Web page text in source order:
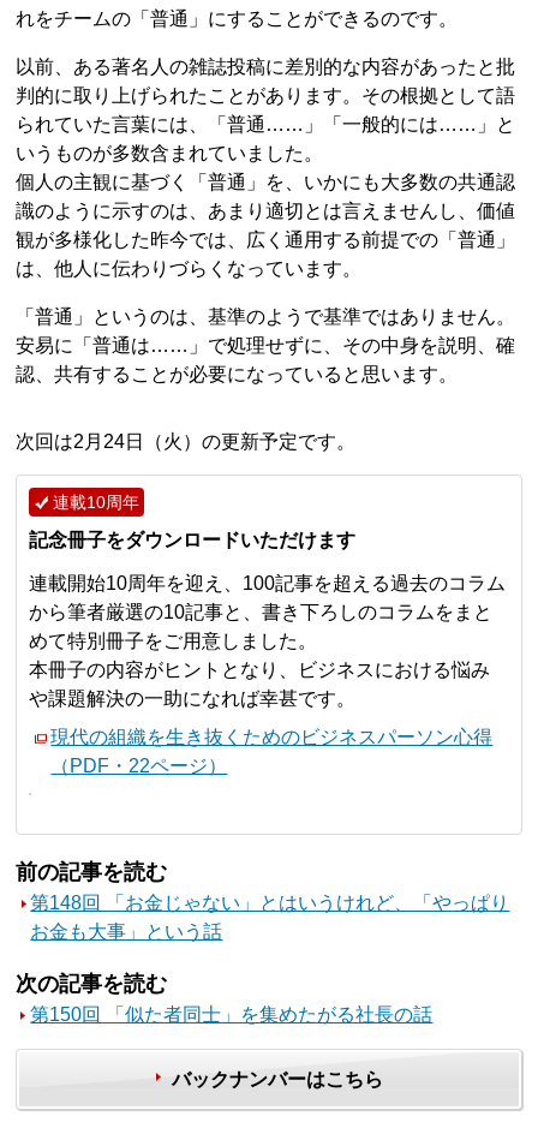
れをチームの「普通」にすることができるのです。
以前、ある著名人の雑誌投稿に差別的な内容があったと批
判的に取り上げられたことがあります。その根拠として語
られていた言葉には、「普通……」「一般的には……」と
いうものが多数含まれていました。
個人の主観に基づく「普通」を、いかにも大多数の共通認
識のように示すのは、あまり適切とは言えませんし、価値
観が多様化した昨今では、広く通用する前提での「普通」
は、他人に伝わりづらくなっています。
「普通」というのは、基準のようで基準ではありません。
安易に「普通は……」で処理せずに、その中身を説明、確
認、共有することが必要になっていると思います。
次回は2月24日（火）の更新予定です。
連載10周年
記念冊子をダウンロードいただけます
連載開始10周年を迎え、100記事を超える過去のコラム
から筆者厳選の10記事と、書き下ろしのコラムをまと
めて特別冊子をご用意しました。
本冊子の内容がヒントとなり、ビジネスにおける悩み
や課題解決の一助になれば幸甚です。
現代の組織を生き抜くためのビジネスパーソン心得
（PDF・22ページ）
前の記事を読む
第148回 「お金じゃない」とはいうけれど、「やっぱり
お金も大事」という話
次の記事を読む
第150回 「似た者同士」を集めたがる社長の話
バックナンバーはこちら